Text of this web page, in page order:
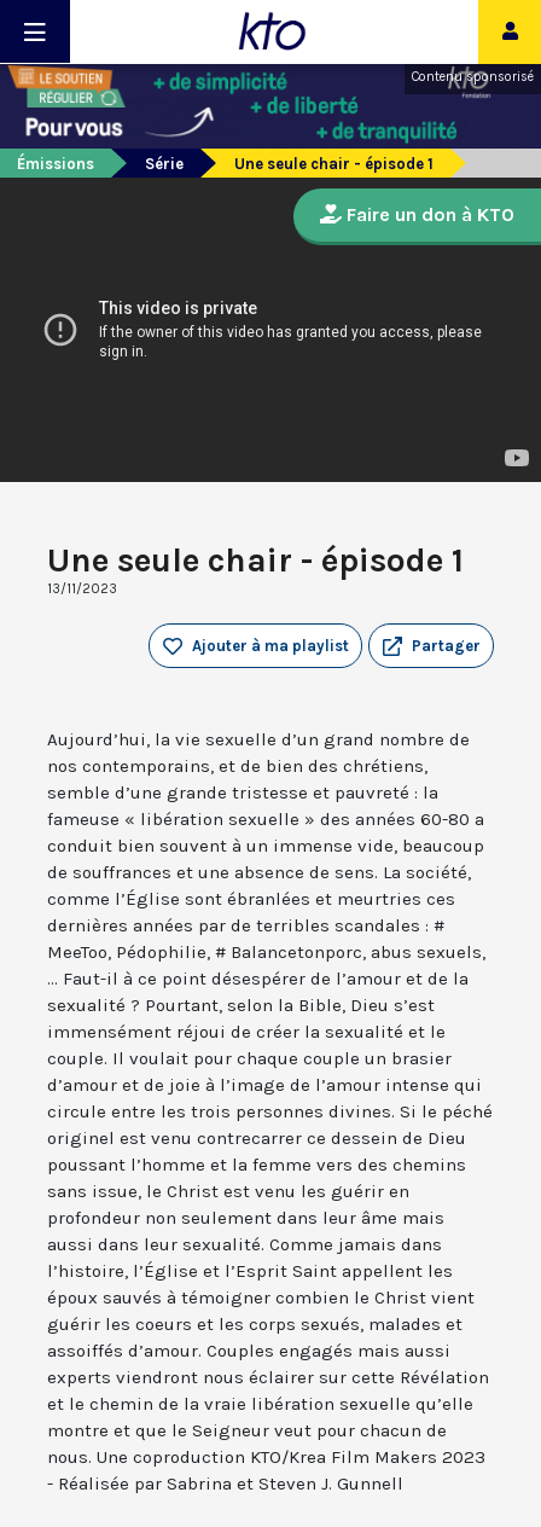
Contenu sponsorisé
Émissions Série Une seule chair - épisode 1
Une seule chair - épisode 1
13/11/2023
Partager
Ajouter à ma playlist
Aujourd’hui, la vie sexuelle d’un grand nombre de
nos contemporains, et de bien des chrétiens,
semble d’une grande tristesse et pauvreté : la
fameuse « libération sexuelle » des années 60-80 a
conduit bien souvent à un immense vide, beaucoup
de souffrances et une absence de sens. La société,
comme l’Église sont ébranlées et meurtries ces
dernières années par de terribles scandales : #
MeeToo, Pédophilie, # Balancetonporc, abus sexuels,
... Faut-il à ce point désespérer de l’amour et de la
sexualité ? Pourtant, selon la Bible, Dieu s’est
immensément réjoui de créer la sexualité et le
couple. Il voulait pour chaque couple un brasier
d’amour et de joie à l’image de l’amour intense qui
circule entre les trois personnes divines. Si le péché
originel est venu contrecarrer ce dessein de Dieu
poussant l’homme et la femme vers des chemins
sans issue, le Christ est venu les guérir en
profondeur non seulement dans leur âme mais
aussi dans leur sexualité. Comme jamais dans
l’histoire, l’Église et l’Esprit Saint appellent les
époux sauvés à témoigner combien le Christ vient
guérir les coeurs et les corps sexués, malades et
assoiffés d’amour. Couples engagés mais aussi
experts viendront nous éclairer sur cette Révélation
et le chemin de la vraie libération sexuelle qu’elle
montre et que le Seigneur veut pour chacun de
nous. Une coproduction KTO/Krea Film Makers 2023
- Réalisée par Sabrina et Steven J. Gunnell
Faire un don à KTO